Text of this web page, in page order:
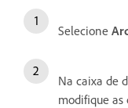
Selecione
Na caixa de
modifique as